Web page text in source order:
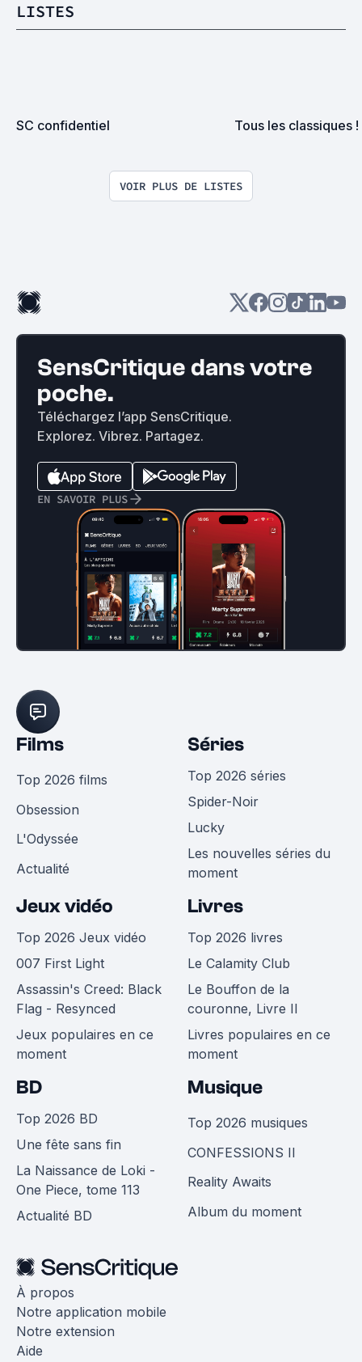
LISTES
SC confidentiel Tous les classiques !
VOIR PLUS DE LISTES
SensCritique dans votre
poche.
Téléchargez l’app SensCritique.
Explorez. Vibrez. Partagez.
EN SAVOIR PLUS
Films
Top 2026 films
Obsession
L'Odyssée
Actualité
Séries
Top 2026 séries
Spider-Noir
Lucky
Les nouvelles séries du
moment
Jeux vidéo
Top 2026 Jeux vidéo
007 First Light
Assassin's Creed: Black
Flag - Resynced
Jeux populaires en ce
moment
Livres
Top 2026 livres
Le Calamity Club
Le Bouffon de la
couronne, Livre II
Livres populaires en ce
moment
BD
Top 2026 BD
Une fête sans fin
La Naissance de Loki -
One Piece, tome 113
Actualité BD
Musique
Top 2026 musiques
CONFESSIONS II
Reality Awaits
Album du moment
À propos
Notre application mobile
Notre extension
Aide